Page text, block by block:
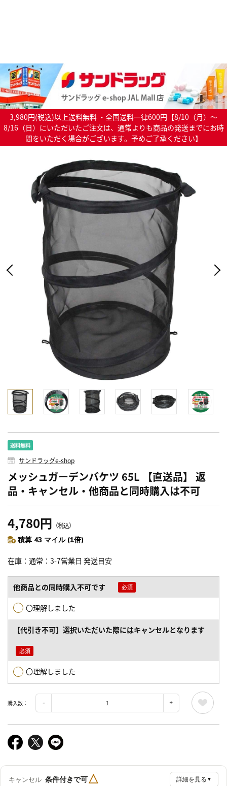
3,980円(税込)以上送料無料 ・全国送料一律600円【8/10（月）～
8/16（日）にいただいたご注文は、通常よりも商品の発送までにお時
間をいただく場合がございます。予めご了承ください】
サンドラッグe-shop
メッシュガーデンバケツ 65L 【直送品】 返
品・キャンセル・他商品と同時購入は不可
4,780円 （税込）
積算 43 マイル (1倍)
在庫 通常：3-7営業日 発送目安
他商品との同時購入不可です
〇理解しました
【代引き不可】選択いただいた際にはキャンセルとなります
〇理解しました
購入数：
キャンセル 条件付きで可△ 詳細を見る ▼